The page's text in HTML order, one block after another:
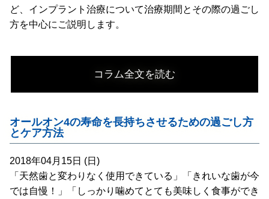
ど、インプラント治療について治療期間とその際の過ごし
方を中心にご説明します。
コラム全文を読む
オールオン4の寿命を長持ちさせるための過ごし方
とケア方法
2018年04月15日 (日)
「天然歯と変わりなく使用できている」「きれいな歯が今
では自慢！」「しっかり噛めてとても美味しく食事ができ